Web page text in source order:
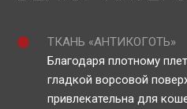
ТКАНЬ «АНТИКОГОТЬ»
Благодаря плотному
гладкой ворсовой
привлекательна для